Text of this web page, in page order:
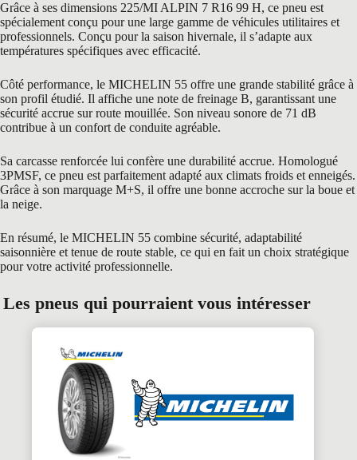
Grâce à ses dimensions 225/MI ALPIN 7 R16 99 H, ce pneu est
spécialement conçu pour une large gamme de véhicules utilitaires et
professionnels. Conçu pour la saison hivernale, il s’adapte aux
températures spécifiques avec efficacité.
Côté performance, le MICHELIN 55 offre une grande stabilité grâce à
son profil étudié. Il affiche une note de freinage B, garantissant une
sécurité accrue sur route mouillée. Son niveau sonore de 71 dB
contribue à un confort de conduite agréable.
Sa carcasse renforcée lui confère une durabilité accrue. Homologué
3PMSF, ce pneu est parfaitement adapté aux climats froids et enneigés.
Grâce à son marquage M+S, il offre une bonne accroche sur la boue et
la neige.
En résumé, le MICHELIN 55 combine sécurité, adaptabilité
saisonnière et tenue de route stable, ce qui en fait un choix stratégique
pour votre activité professionnelle.
Les pneus qui pourraient vous intéresser